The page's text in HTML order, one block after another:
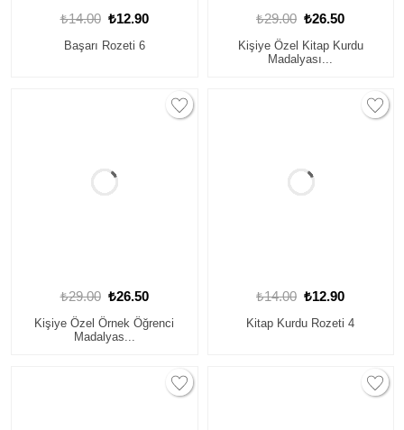
₺14.00 ₺12.90
Başarı Rozeti 6
₺29.00 ₺26.50
Kişiye Özel Kitap Kurdu
Madalyası...
₺29.00 ₺26.50
Kişiye Özel Örnek Öğrenci
Madalyas...
₺14.00 ₺12.90
Kitap Kurdu Rozeti 4